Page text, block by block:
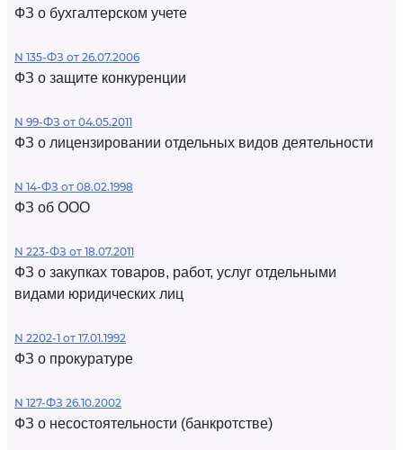
ФЗ о бухгалтерском учете
N 135-ФЗ от 26.07.2006
ФЗ о защите конкуренции
N 99-ФЗ от 04.05.2011
ФЗ о лицензировании отдельных видов деятельности
N 14-ФЗ от 08.02.1998
ФЗ об ООО
N 223-ФЗ от 18.07.2011
ФЗ о закупках товаров, работ, услуг отдельными
видами юридических лиц
N 2202-1 от 17.01.1992
ФЗ о прокуратуре
N 127-ФЗ 26.10.2002
ФЗ о несостоятельности (банкротстве)